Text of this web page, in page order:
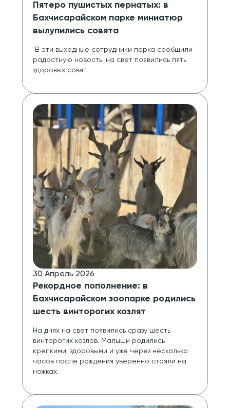
Пятеро пушистых пернатых: в
Бахчисарайском парке миниатюр
вылупились совята
радостную новость: на свет появились пять
здоровых совят.
30 Апрель 2026
Рекордное пополнение: в
Бахчисарайском зоопарке родились
шесть винторогих козлят
На днях на свет появились сразу шесть
винторогих козлов. Малыши родились
крепкими, здоровыми и уже через несколько
часов после рождения уверенно стояли на
ножках.